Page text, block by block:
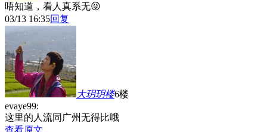
唔知道，看人真系无😝
03/13 16:35回复
大玥玥楼6楼
evaye99:
这里的人流同广州无得比哦